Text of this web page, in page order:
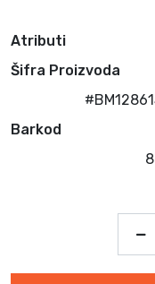
Atributi
Šifra Proizvoda
Barkod